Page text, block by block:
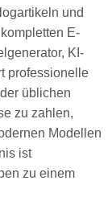
und
E-
KI-
professionelle
üblichen
zu zahlen,
Modellen
ist
zu einem